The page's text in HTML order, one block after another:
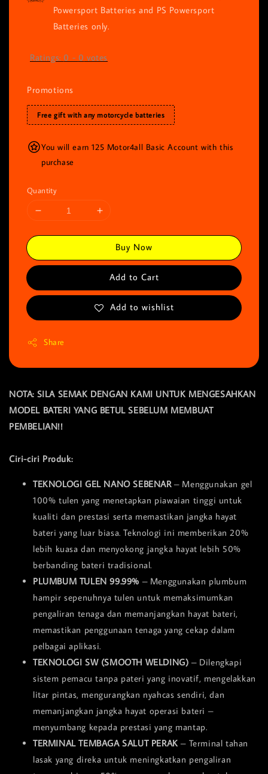
Powersport Batteries and PS Powersport
Batteries only.
Ratings: 0 - 0 votes
Promotions
Free gift with any motorcycle batteries
You will earn 125 Motor4all Basic Account with this
purchase
Quantity
Buy Now
Add to Cart
Add to wishlist
Share
NOTA: SILA SEMAK DENGAN KAMI UNTUK MENGESAHKAN
MODEL BATERI YANG BETUL SEBELUM MEMBUAT
PEMBELIAN!!
Ciri-ciri Produk:
TEKNOLOGI GEL NANO SEBENAR– Menggunakan gel
100% tulen yang menetapkan piawaian tinggi untuk
kualiti dan prestasi serta memastikan jangka hayat
bateri yang luar biasa. Teknologi ini memberikan 20%
lebih kuasa dan menyokong jangka hayat lebih 50%
berbanding bateri tradisional.
PLUMBUM TULEN 99.99% – Menggunakan plumbum
hampir sepenuhnya tulen untuk memaksimumkan
pengaliran tenaga dan memanjangkan hayat bateri,
memastikan penggunaan tenaga yang cekap dalam
pelbagai aplikasi.
TEKNOLOGI SW (SMOOTH WELDING) – Dilengkapi
sistem pemacu tanpa pateri yang inovatif, mengelakkan
litar pintas, mengurangkan nyahcas sendiri, dan
memanjangkan jangka hayat operasi bateri –
menyumbang kepada prestasi yang mantap.
TERMINAL TEMBAGA SALUT PERAK – Terminal tahan
lasak yang direka untuk meningkatkan pengaliran